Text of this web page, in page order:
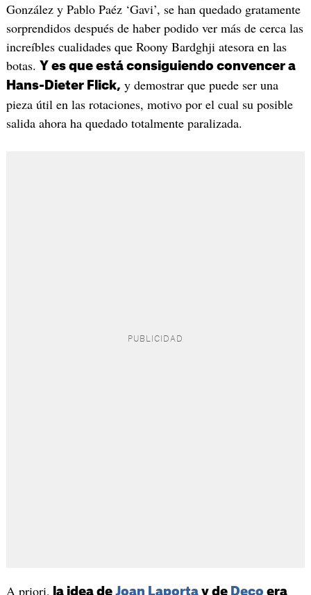
González y Pablo Paéz ‘Gavi’, se han quedado gratamente
sorprendidos después de haber podido ver más de cerca las
increíbles cualidades que Roony Bardghji atesora en las
botas. Y es que está consiguiendo convencer a
Hans-Dieter Flick, y demostrar que puede ser una
pieza útil en las rotaciones, motivo por el cual su posible
salida ahora ha quedado totalmente paralizada.
A priori, la idea de Joan Laportay de Deco era